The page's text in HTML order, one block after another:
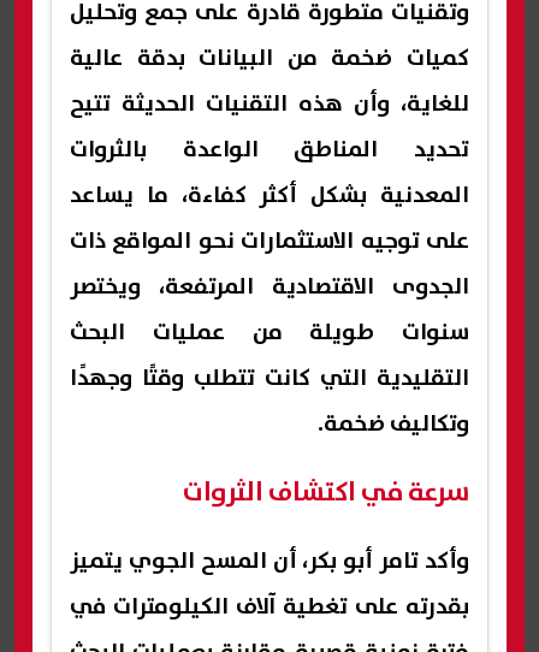
وتقنيات متطورة قادرة على جمع وتحليل
كميات ضخمة من البيانات بدقة عالية
للغاية، وأن هذه التقنيات الحديثة تتيح
تحديد المناطق الواعدة بالثروات
المعدنية بشكل أكثر كفاءة، ما يساعد
على توجيه الاستثمارات نحو المواقع ذات
الجدوى الاقتصادية المرتفعة، ويختصر
سنوات طويلة من عمليات البحث
التقليدية التي كانت تتطلب وقتًا وجهدًا
وتكاليف ضخمة.
سرعة في اكتشاف الثروات
وأكد تامر أبو بكر، أن المسح الجوي يتميز
بقدرته على تغطية آلاف الكيلومترات في